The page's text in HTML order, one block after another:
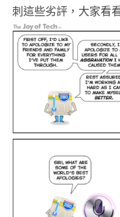
刺這些劣評，大家看